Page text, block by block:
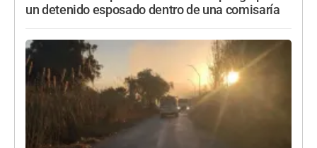
un detenido esposado dentro de una comisaría